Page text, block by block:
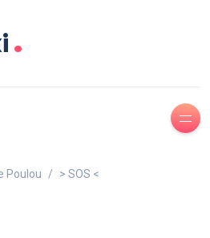
.
Poulou > SOS <